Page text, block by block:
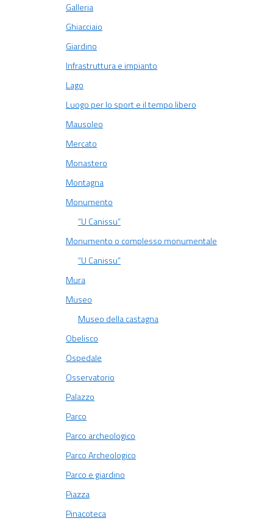
Galleria
Ghiacciaio
Giardino
Infrastruttura e impianto
Lago
Luogo per lo sport e il tempo libero
Mausoleo
Mercato
Monastero
Montagna
Monumento
“U Canissu”
Monumento o complesso monumentale
“U Canissu”
Mura
Museo
Museo della castagna
Obelisco
Ospedale
Osservatorio
Palazzo
Parco
Parco archeologico
Parco Archeologico
Parco e giardino
Piazza
Pinacoteca